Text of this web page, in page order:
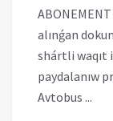
alınǵan
shártli waqıt
paydalanıw
Avtobus ...